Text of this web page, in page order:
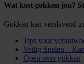
Wat kost gokken jou?
Gokken kan verslavend
Tips voor
Veilig Spelen –
Open over gokken